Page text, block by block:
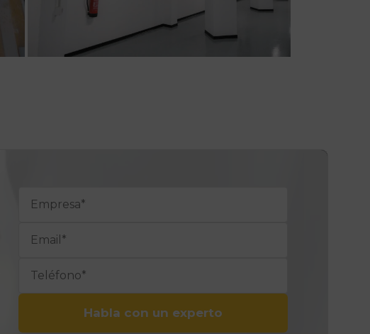
Habla con un experto